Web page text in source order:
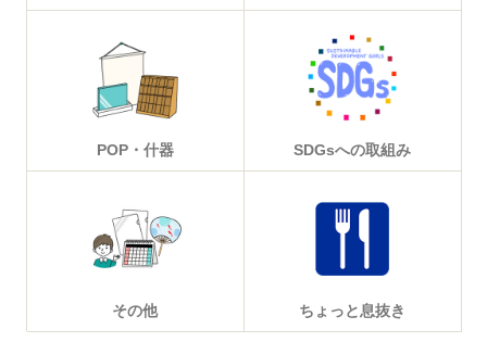
POP・什器 SDGsへの取組み
その他 ちょっと息抜き